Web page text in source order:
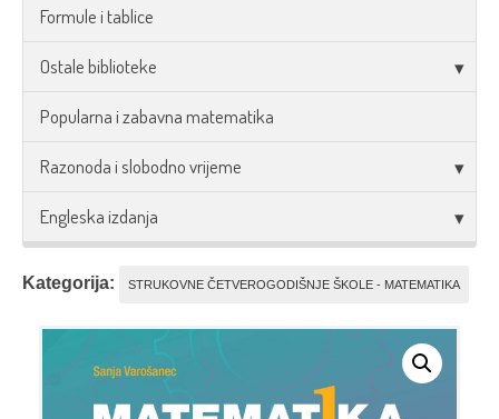
Formule i tablice
Ostale biblioteke
Popularna i zabavna matematika
Razonoda i slobodno vrijeme
Engleska izdanja
Kategorija: STRUKOVNE ČETVEROGODIŠNJE ŠKOLE - MATEMATIKA